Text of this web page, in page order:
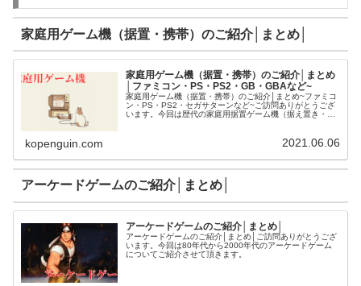
家庭用ゲーム機（据置・携帯）のご紹介│まとめ│
家庭用ゲーム機（据置・携帯）のご紹介│まとめ
│ファミコン・PS・PS2・GB・GBAなど~
家庭用ゲーム機（据置・携帯）のご紹介│まとめ~ファミコ
ン・PS・PS2・セガサターンなど~ご訪問ありがとうござ
います。今回は歴代の家庭用据置ゲーム機（据え置き・携
kopenguin.com 2021.06.06
アーケードゲームのご紹介│まとめ│
アーケードゲームのご紹介│まとめ│
アーケードゲームのご紹介│まとめ│ご訪問ありがとうござ
います。今回は80年代から2000年代のアーケードゲーム
についてご紹介させて頂きます。